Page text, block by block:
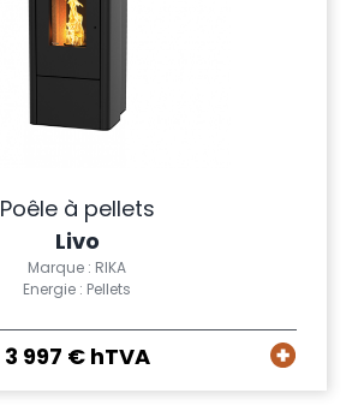
Poêle à pellets
Livo
Marque : RIKA
Energie : Pellets
3 997 € hTVA